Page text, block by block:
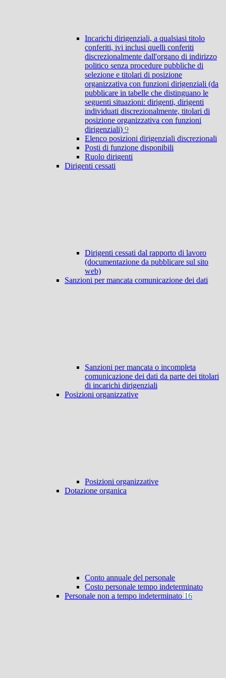
Incarichi dirigenziali, a qualsiasi titolo
conferiti, ivi inclusi quelli conferiti
discrezionalmente dall'organo di indirizzo
politico senza procedure pubbliche di
selezione e titolari di posizione
organizzativa con funzioni dirigenziali (da
pubblicare in tabelle che distinguano le
seguenti situazioni: dirigenti, dirigenti
individuati discrezionalmente, titolari di
posizione organizzativa con funzioni
dirigenziali) 9
Elenco posizioni dirigenziali discrezionali
Posti di funzione disponibili
Ruolo dirigenti
Dirigenti cessati
Dirigenti cessati dal rapporto di lavoro
(documentazione da pubblicare sul sito
web)
Sanzioni per mancata comunicazione dei dati
Sanzioni per mancata o incompleta
comunicazione dei dati da parte dei titolari
di incarichi dirigenziali
Posizioni organizzative
Posizioni organizzative
Dotazione organica
Conto annuale del personale
Costo personale tempo indeterminato
Personale non a tempo indeterminato 16